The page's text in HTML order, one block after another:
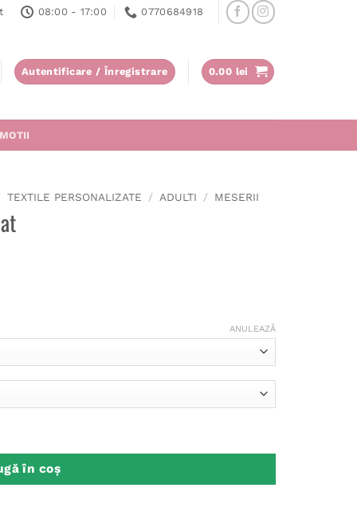
08:00 - 17:00 0770684918
Autentificare / Înregistrare 0.00 lei
TEXTILE PERSONALIZATE / ADULTI / MESERII
ANULEAZĂ
în coș